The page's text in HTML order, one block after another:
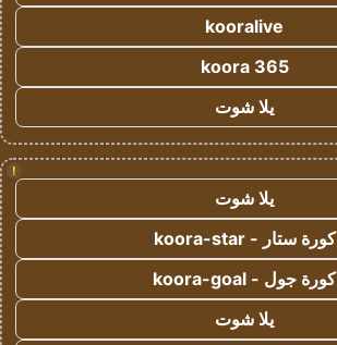
kooralive
koora 365
يلا شوت
!
يلا شوت
كورة ستار - koora-star
كورة جول - koora-goal
يلا شوت